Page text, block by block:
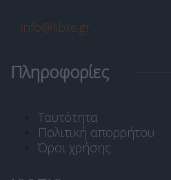
info@libre.gr
Πληροφορίες
Ταυτότητα
Πολιτική απορρήτου
Όροι χρήσης